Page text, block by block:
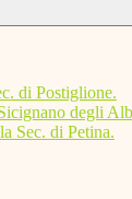
di Postiglione.
degli
Sec. di Petina.